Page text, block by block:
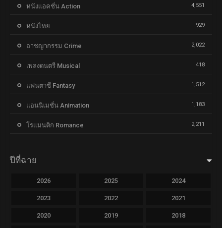
หนังแอคชั่น Action 4,551
หนังไทย 929
อาชญากรรม Crime 2,022
เพลงดนตรี Musical 418
แฟนตาซี Fantasy 1,512
แอนนิเมชั่น Animation 1,183
โรแมนติก Romance 2,211
ปีที่ฉาย
2026 2025 2024
2023 2022 2021
2020 2019 2018